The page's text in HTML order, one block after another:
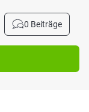
0 Beiträge